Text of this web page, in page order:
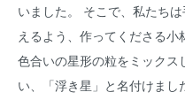
いました。 そこで、私たち
えるよう、作ってくださる
色合いの星形の粒をミックス
い、「浮き星」と名付けまし